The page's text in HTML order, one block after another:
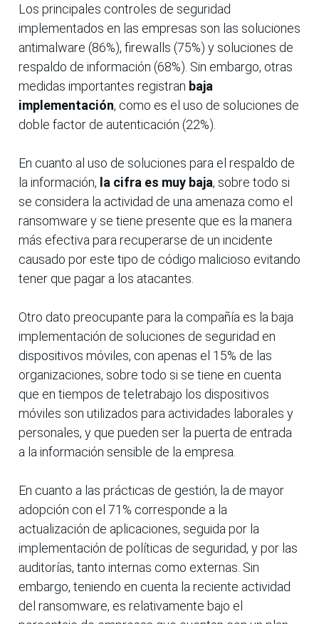
Los principales controles de seguridad
implementados en las empresas son las soluciones
antimalware (86%), firewalls (75%) y soluciones de
respaldo de información (68%). Sin embargo, otras
medidas importantes registran baja
implementación, como es el uso de soluciones de
doble factor de autenticación (22%).
En cuanto al uso de soluciones para el respaldo de
la información, la cifra es muy baja, sobre todo si
se considera la actividad de una amenaza como el
ransomware y se tiene presente que es la manera
más efectiva para recuperarse de un incidente
causado por este tipo de código malicioso evitando
tener que pagar a los atacantes.
Otro dato preocupante para la compañía es la baja
implementación de soluciones de seguridad en
dispositivos móviles, con apenas el 15% de las
organizaciones, sobre todo si se tiene en cuenta
que en tiempos de teletrabajo los dispositivos
móviles son utilizados para actividades laborales y
personales, y que pueden ser la puerta de entrada
a la información sensible de la empresa.
En cuanto a las prácticas de gestión, la de mayor
adopción con el 71% corresponde a la
actualización de aplicaciones, seguida por la
implementación de políticas de seguridad, y por las
auditorías, tanto internas como externas. Sin
embargo, teniendo en cuenta la reciente actividad
del ransomware, es relativamente bajo el